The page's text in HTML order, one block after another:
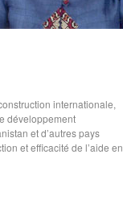
internationale,
développement
et d’autres pays
et efficacité de l’aide en